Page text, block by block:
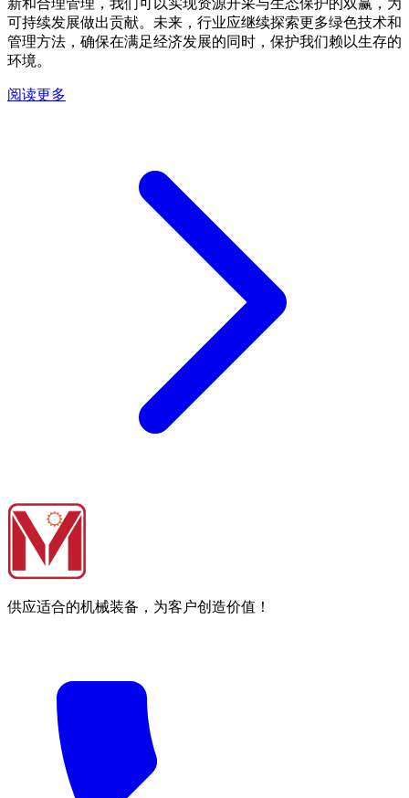
新和合理管理，我们可以实现资源开采与生态保护的双赢，为
可持续发展做出贡献。未来，行业应继续探索更多绿色技术和
管理方法，确保在满足经济发展的同时，保护我们赖以生存的
环境。
阅读更多
供应适合的机械装备，为客户创造价值！